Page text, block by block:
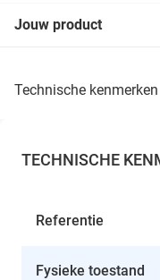
Jouw product
technische kenmerken
TECHNISCHE
Referentie
Fysieke toestand